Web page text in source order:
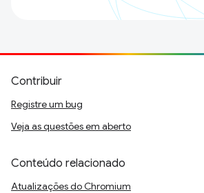
Contribuir
Registre um bug
Veja as questões em aberto
Conteúdo relacionado
Atualizações do Chromium